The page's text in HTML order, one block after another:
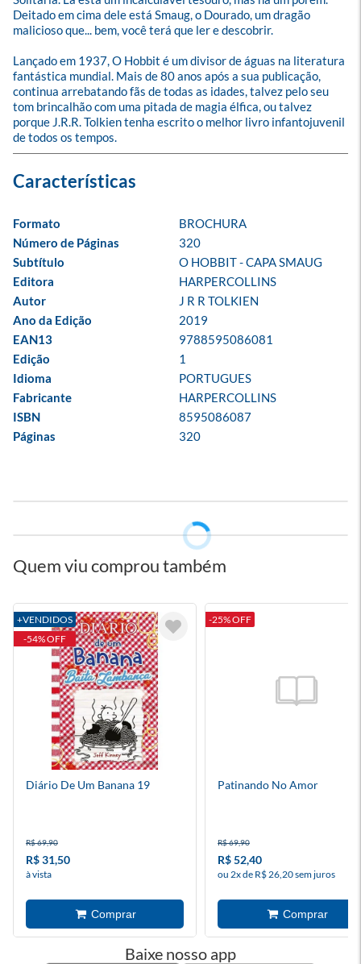
Deitado em cima dele está Smaug, o Dourado, um dragão
malicioso que... bem, você terá que ler e descobrir.
Lançado em 1937, O Hobbit é um divisor de águas na literatura
fantástica mundial. Mais de 80 anos após a sua publicação,
continua arrebatando fãs de todas as idades, talvez pelo seu
tom brincalhão com uma pitada de magia élfica, ou talvez
porque J.R.R. Tolkien tenha escrito o melhor livro infantojuvenil
de todos os tempos.
Formato
BROCHURA
Número de Páginas
320
Subtítulo
O HOBBIT - CAPA SMAUG
Editora
HARPERCOLLINS
Autor
J R R TOLKIEN
Ano da Edição
2019
EAN13
9788595086081
Edição
1
Idioma
PORTUGUES
Fabricante
HARPERCOLLINS
ISBN
8595086087
Páginas
320
Quem viu comprou também
+VENDIDOS
-54% OFF
Diário De Um Banana 19
R$ 69,90
R$ 31,50
à vista
-25% OFF
Patinando No Amor
R$ 69,90
R$ 52,40
ou 2x de R$ 26,20 sem juros
Baixe nosso app